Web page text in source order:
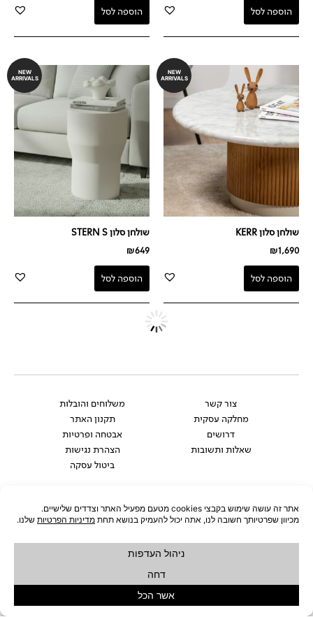
הוספה לסל הוספה לסל
NEW
ARRIVALS
שולחן סלון KERR
₪1,690
הוספה לסל
NEW
ARRIVALS
שולחן סלון STERN S
₪649
הוספה לסל
₪1,290
הוספה לסל
₪1,690
הוספה לסל
NEW